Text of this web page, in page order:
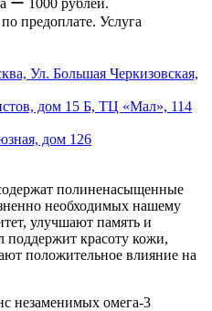
ー 1000 рублей.
предоплате. Услуга
Ул. Большая Черкизовская,
дом 15 Б, ТЦ «Мал», 114
дом 126
полиненасыщенные
необходимых нашему
улучшают память и
красоту кожи,
положительное влияние на
незаменимых омега-3